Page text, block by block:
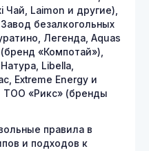
Laimon и другие),
безалкогольных
Легенда, Aquas
«Компотай»),
Libella,
Extreme Energy и
ТОО «Рикс» (бренды
правила в
и подходов к